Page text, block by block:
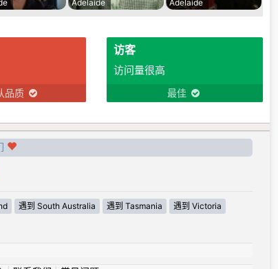
Adelaide
Adelaide
品质
访客
访问量很高
最佳
遇到 South Australia 遇到 Tasmania 遇到 Victoria